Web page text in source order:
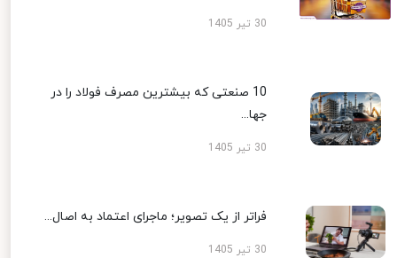
30 تیر 1405
10 صنعتی که بیشترین مصرف فولاد را در
جها...
30 تیر 1405
فراتر از یک تصویر؛ ماجرای اعتماد به اصال...
30 تیر 1405